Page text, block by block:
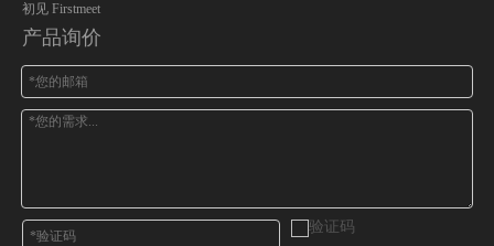
初见 Firstmeet
产品询价